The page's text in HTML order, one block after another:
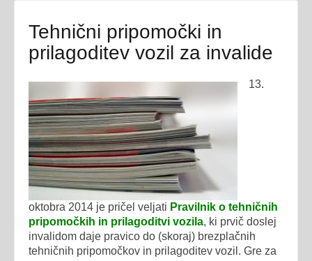
Tehnični pripomočki in
prilagoditev vozil za invalide
13.
oktobra 2014 je pričel veljati Pravilnik o tehničnih
pripomočkih in prilagoditvi vozila, ki prvič doslej
invalidom daje pravico do (skoraj) brezplačnih
tehničnih pripomočkov in prilagoditev vozil. Gre za